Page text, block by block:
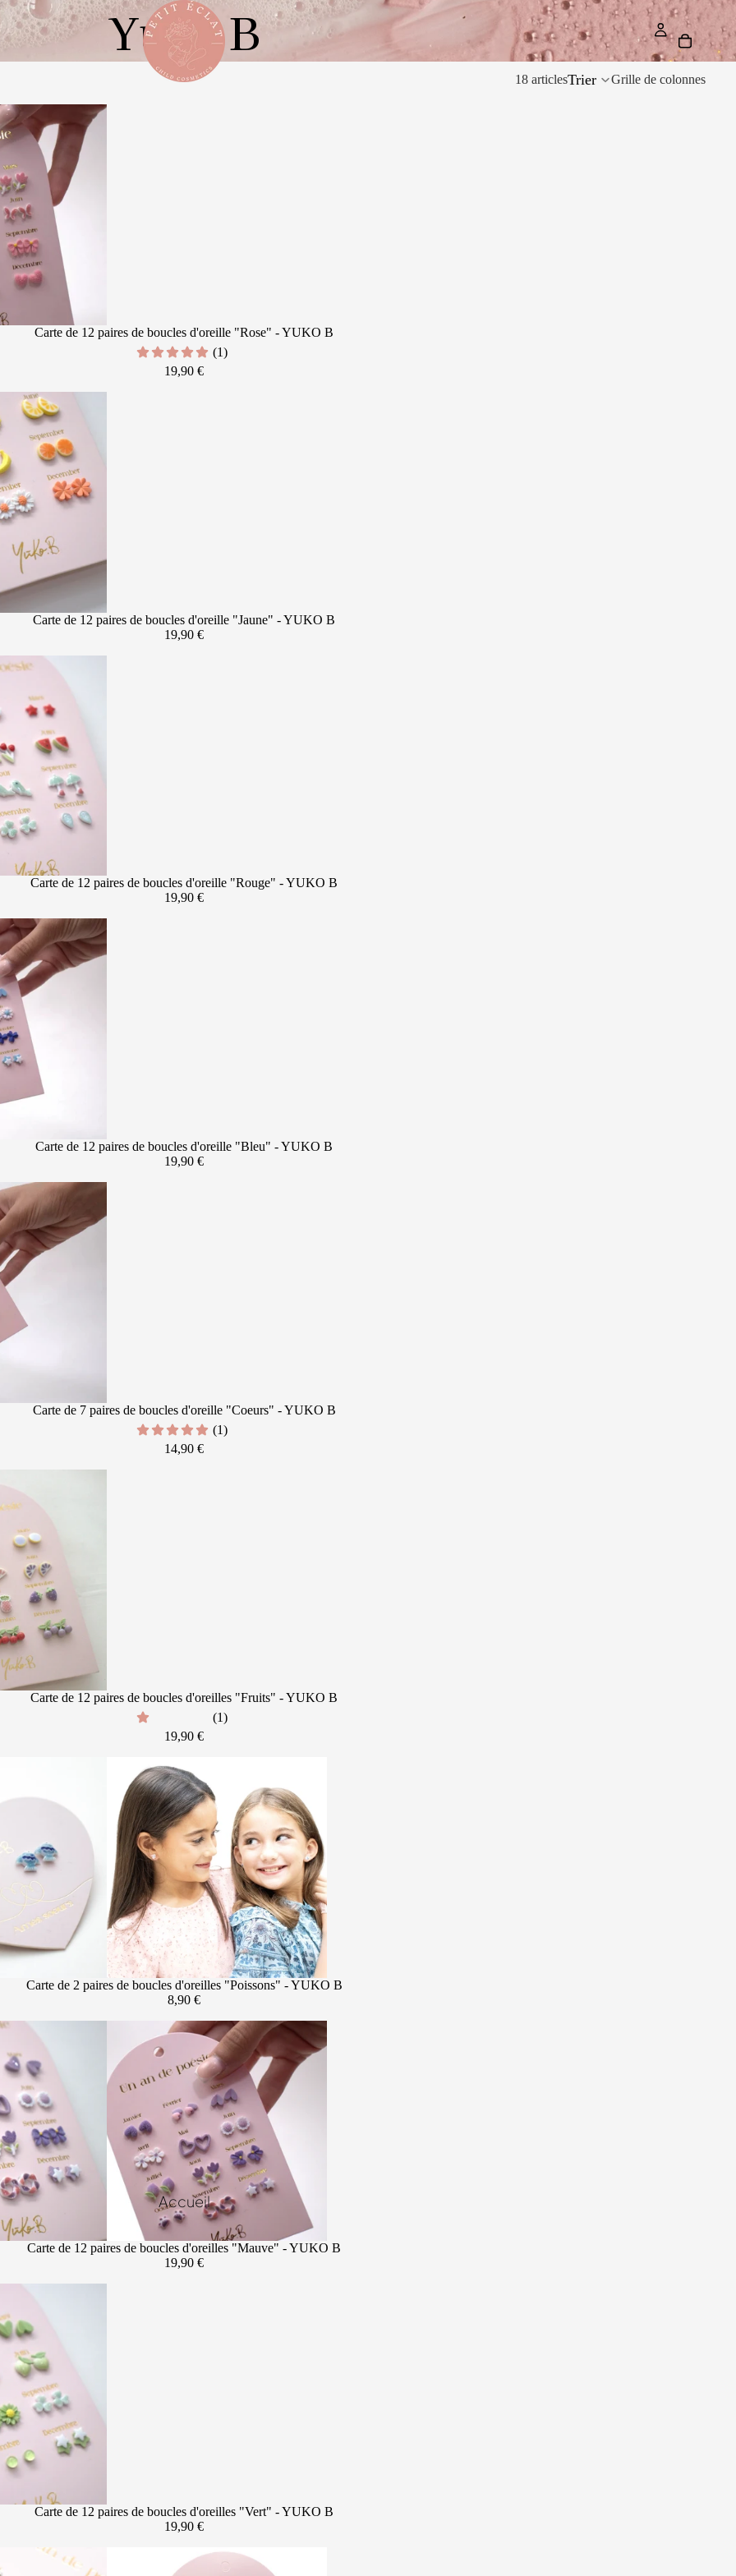
Accueil
Yuko B
18 articlesTrier Grille de colonnes
Carte de 12 paires de boucles d'oreille "Rose" - YUKO B
(1)
19,90 €
Carte de 12 paires de boucles d'oreille "Jaune" - YUKO B
19,90 €
Carte de 12 paires de boucles d'oreille "Rouge" - YUKO B
19,90 €
Carte de 12 paires de boucles d'oreille "Bleu" - YUKO B
19,90 €
Carte de 7 paires de boucles d'oreille "Coeurs" - YUKO B
(1)
14,90 €
Carte de 12 paires de boucles d'oreilles "Fruits" - YUKO B
(1)
19,90 €
Carte de 2 paires de boucles d'oreilles "Poissons" - YUKO B
8,90 €
Carte de 12 paires de boucles d'oreilles "Mauve" - YUKO B
19,90 €
Carte de 12 paires de boucles d'oreilles "Vert" - YUKO B
19,90 €
?
promo dans votre boîte mail
profite !